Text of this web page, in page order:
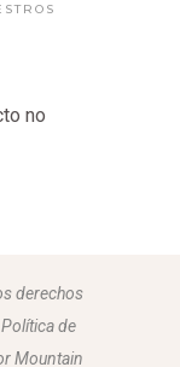
no
derechos
de
Mountain